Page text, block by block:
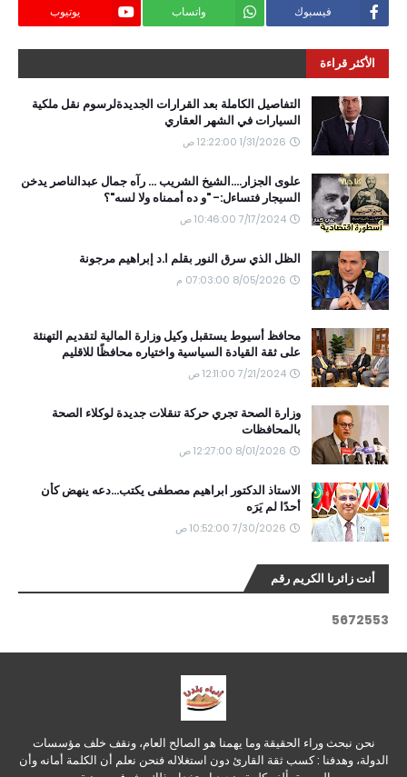
فيسبوك واتساب يوتيوب
الأكثر قراءة
التفاصيل الكاملة بعد القرارات الجديدةلرسوم نقل ملكية
السيارات في الشهر العقاري
1/31/2026 12:22:00 ص
علوى الجزار....الشيخ الشريب ... رآه جمال عبدالناصر يدخن
السيجار فتساءل:- "و ده أممناه ولا لسه"؟
7/17/2024 10:46:00 ص
الظل الذي سرق النور بقلم ا.د إبراهيم مرجونة
8/05/2026 07:03:00 م
محافظ أسيوط يستقبل وكيل وزارة المالية لتقديم التهنئة
على ثقة القيادة السياسية واختياره محافظًا للاقليم
7/21/2024 12:11:00 ص
وزارة الصحة تجري حركة تنقلات جديدة لوكلاء الصحة
بالمحافظات
8/01/2026 12:27:00 ص
الاستاذ الدكتور ابراهيم مصطفى يكتب...دعه ينهض كأن
أحدًا لم يَرَه
7/30/2026 10:52:00 ص
أنت زائرنا الكريم رقم
5672553
نحن نبحث وراء الحقيقة وما يهمنا هو الصالح العام، ونقف خلف مؤسسات
الدولة، وهدفنا : كسب ثقة القارئ دون استغلاله فنحن نعلم أن الكلمة أمانه وأن